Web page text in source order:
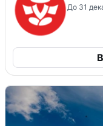
До 31